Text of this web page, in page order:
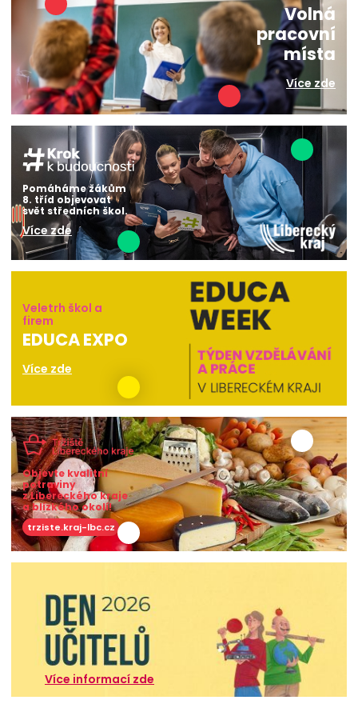
Volná
pracovní
místa
Více zde
Pomáháme žákům
8. tříd objevovat
svět středních škol.
Více zde
Veletrh škol a
firem
EDUCA EXPO
Více zde
Objevte kvalitní
potraviny
z Libereckého kraje
a blízkého okolí!
trziste.kraj-lbc.cz
Více informací zde